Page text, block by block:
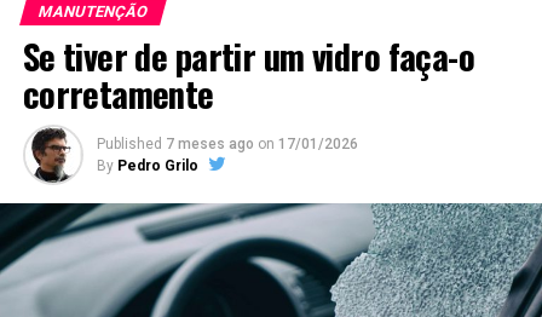
– Aumento
do
consumo de
combustível
MANUTENÇÃO
Se tiver de partir um vidro faça-o
corretamente
Published 7 meses ago on 17/01/2026
By Pedro Grilo